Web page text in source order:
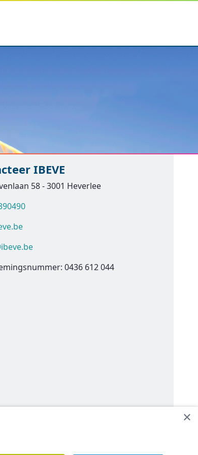
IBEVE
58 - 3001 Heverlee
0436 612 044
op.
×